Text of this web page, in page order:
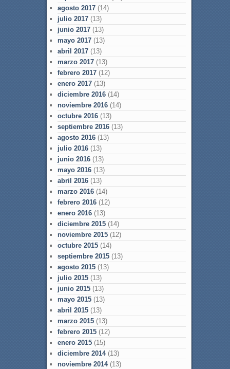
agosto 2017(14)
julio 2017(13)
junio 2017(13)
mayo 2017(13)
abril 2017(13)
marzo 2017(13)
febrero 2017(12)
enero 2017(13)
diciembre 2016(14)
noviembre 2016(14)
octubre 2016(13)
septiembre 2016(13)
agosto 2016(13)
julio 2016(13)
junio 2016(13)
mayo 2016(13)
abril 2016(13)
marzo 2016(14)
febrero 2016(12)
enero 2016(13)
diciembre 2015(14)
noviembre 2015(12)
octubre 2015(14)
septiembre 2015(13)
agosto 2015(13)
julio 2015(13)
junio 2015(13)
mayo 2015(13)
abril 2015(13)
marzo 2015(13)
febrero 2015(12)
enero 2015(15)
diciembre 2014(13)
noviembre 2014(13)